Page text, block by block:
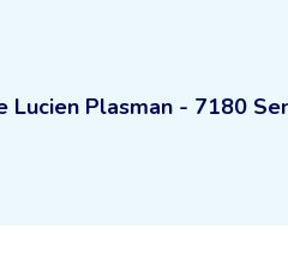
Lucien Plasman - 7180